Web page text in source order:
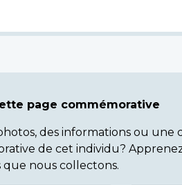
page commémorative
des informations ou
de cet individu?
que nous collectons.